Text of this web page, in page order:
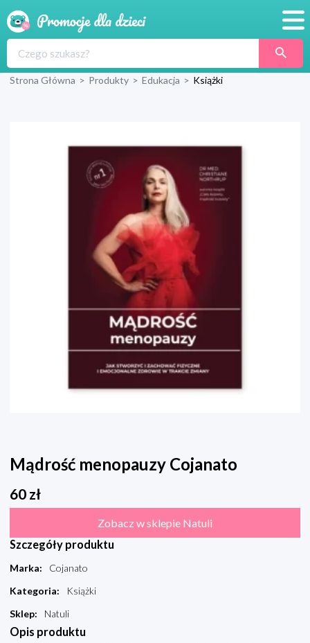
Produkty
Blog
Wyprawka
Strona Główna > Produkty > Edukacja > Książki
Mądrość menopauzy Cojanato
60 zł
Zobacz w sklepie Natuli
Szczegóły produktu
Marka:
Cojanato
Kategoria:
Książki
Sklep: Natuli
Opis produktu